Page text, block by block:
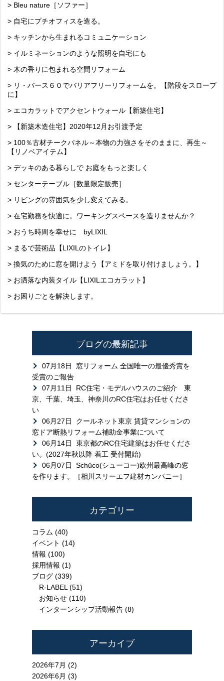
> Bleu nature［ソファー］
> 自宅にプチオフィスを造る。
> キッチンから生まれるコミュニケーション
> イルミネーションのような照明を自宅にも
> 木の香りに包まれる空間リフォーム
> リ・バース６０でバリアフリーリフォームを。【階段をスロープ
に】
> エコカラットでアクセントウォール【新築住宅】
> 【新築木造住宅】2020年12月お引渡予定
> 100％古材チークパネル～本物の力強さをそのままに、再生～
【リノベアイテム】
> デッキのある暮らしで お庭をもっと楽しく
> センターテーブル［数量限定販売］
> リビングの雰囲気を少し変えてみる。
> 在宅勤務を快適に。ワーキングスペースを造りませんか？
> おうち時間を幸せに byLIXIL
> まるで芸術品【LIXILのトイレ】
> 換気のために窓を開けよう【アミドを取り付けましょう。】
> お洒落な内装タイル【LIXILエコカラット】
> お困りごとを解決します。
ブログの最新記事
07月18日
窓リフォーム 全国唯一の最優秀賞を
受賞のご報告
07月11日
RC住宅・モデルハウスのご紹介 東
京、千葉、埼玉、神奈川のRC住宅はお任せくださ
い
06月27日
クールネット東京 賃貸マンションの
窓ドア断熱リフォーム補助金事業について
06月14日
東京都のRC住宅建築はお任せくださ
い。(2027年秋以降 着工 受付開始)
06月07日
Schüco(シューコー)欧州最高峰の窓
を作ります。［相川スリーエフ建材カンパニー］
カテゴリー
コラム (40)
イベント (14)
情報 (100)
採用情報 (1)
ブログ (339)
R-LABEL (51)
お知らせ (110)
インターンシップ活動報告 (8)
アーカイブ
2026年7月 (2)
2026年6月 (3)